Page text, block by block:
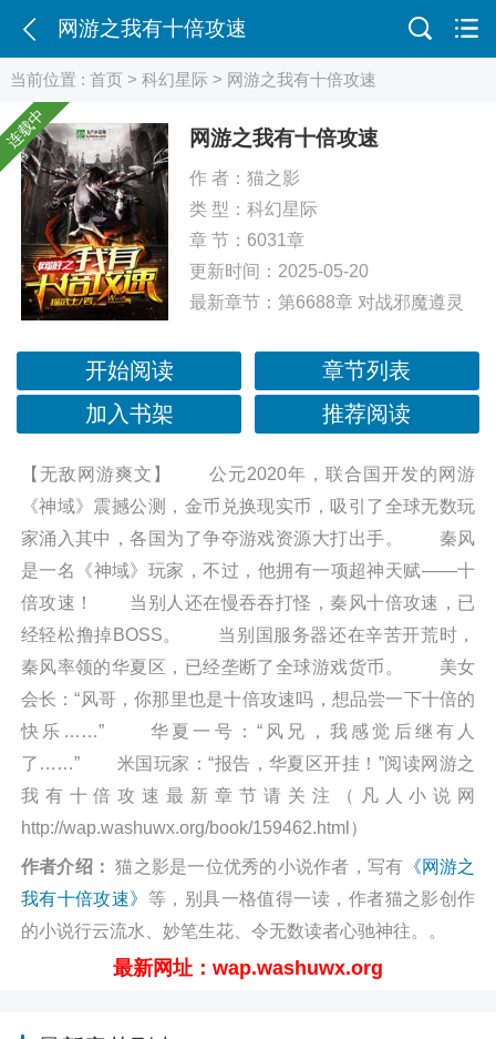
网游之我有十倍攻速
当前位置 :首页 >科幻星际 > 网游之我有十倍攻速
连载中 网游之我有十倍攻速
作 者： 猫之影
类 型： 科幻星际
章 节：6031章
更新时间：2025-05-20
最新章节： 第6688章 对战邪魔遵灵
开始阅读
章节列表
加入书架
推荐阅读
【无敌网游爽文】 公元2020年，联合国开发的网游
《神域》震撼公测，金币兑换现实币，吸引了全球无数玩
家涌入其中，各国为了争夺游戏资源大打出手。 秦风
是一名《神域》玩家，不过，他拥有一项超神天赋——十
倍攻速！ 当别人还在慢吞吞打怪，秦风十倍攻速，已
经轻松撸掉BOSS。 当别国服务器还在辛苦开荒时，
秦风率领的华夏区，已经垄断了全球游戏货币。 美女
会长：“风哥，你那里也是十倍攻速吗，想品尝一下十倍的
快乐……” 华夏一号：“风兄，我感觉后继有人
了……” 米国玩家：“报告，华夏区开挂！”阅读网游之
我有十倍攻速最新章节请关注（凡人小说网
http://wap.washuwx.org/book/159462.html）
作者介绍： 猫之影是一位优秀的小说作者，写有 《网游之
我有十倍攻速》 等，别具一格值得一读，作者猫之影创作
的小说行云流水、妙笔生花、令无数读者心驰神往。。
最新网址：wap.washuwx.org